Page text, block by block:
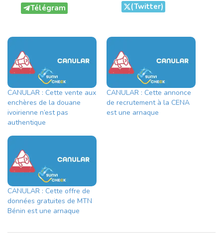
(Twitter)
Télégram
CANULAR : Cette vente aux
enchères de la douane
ivoirienne n’est pas
authentique
CANULAR : Cette annonce
de recrutement à la CENA
est une arnaque
CANULAR : Cette offre de
données gratuites de MTN
Bénin est une arnaque